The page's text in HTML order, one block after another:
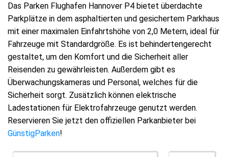
Das Parken Flughafen Hannover P4 bietet überdachte
Parkplätze in dem asphaltierten und gesichertem Parkhaus
mit einer maximalen Einfahrtshöhe von 2,0 Metern, ideal für
Fahrzeuge mit Standardgröße. Es ist behindertengerecht
gestaltet, um den Komfort und die Sicherheit aller
Reisenden zu gewährleisten. Außerdem gibt es
Überwachungskameras und Personal, welches für die
Sicherheit sorgt. Zusätzlich können elektrische
Ladestationen für Elektrofahrzeuge genutzt werden.
Reservieren Sie jetzt den offiziellen Parkanbieter bei
GünstigParken!